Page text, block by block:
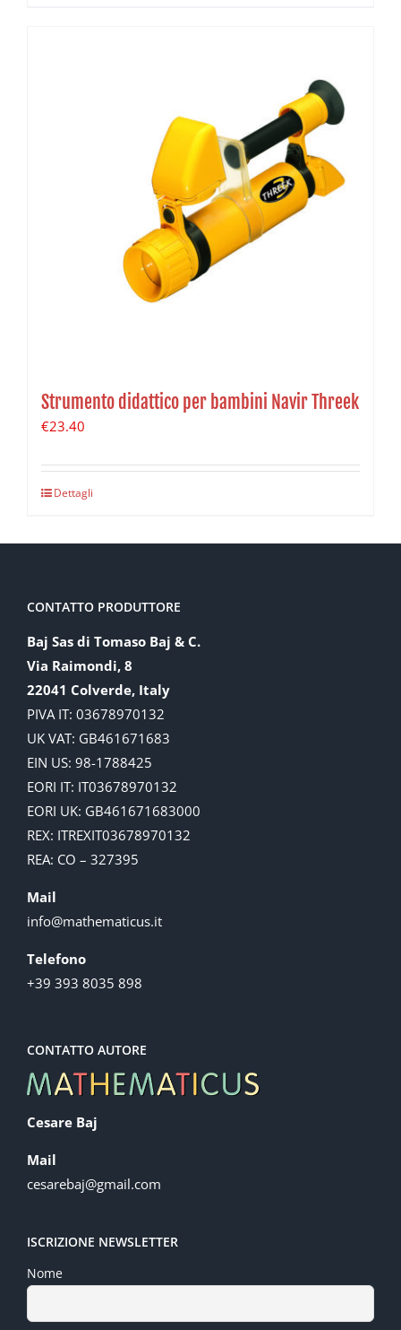
Strumento didattico per bambini Navir Threek
€23.40
Dettagli
CONTATTO PRODUTTORE
Baj Sas di Tomaso Baj & C.
Via Raimondi, 8
22041 Colverde, Italy
PIVA IT: 03678970132
UK VAT: GB461671683
EIN US: 98-1788425
EORI IT: IT03678970132
EORI UK: GB461671683000
REX: ITREXIT03678970132
REA: CO – 327395
Mail
info@mathematicus.it
Telefono
+39 393 8035 898
CONTATTO AUTORE
Cesare Baj
Mail
cesarebaj@gmail.com
ISCRIZIONE NEWSLETTER
Nome